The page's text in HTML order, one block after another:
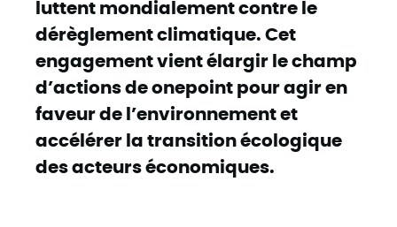
luttent mondialement contre le
dérèglement climatique. Cet
engagement vient élargir le champ
d’actions de onepoint pour agir en
faveur de l’environnement et
accélérer la transition écologique
des acteurs économiques.